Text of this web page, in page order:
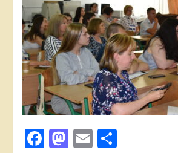
Facebook
Mastodon
Email